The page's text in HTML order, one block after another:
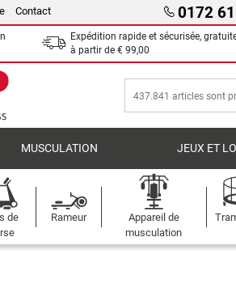
Contact 0172
Expédition rapide et sécurisée,
à partir de € 99,00
MUSCULATION JEUX ET
de
Rameur
Appareil de
musculation